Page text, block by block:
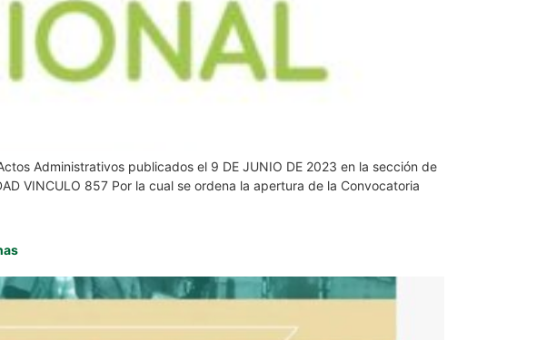
Administrativos publicados el 9 DE JUNIO DE 2023 en la sección de
VINCULO 857 Por la cual se ordena la apertura de la Convocatoria